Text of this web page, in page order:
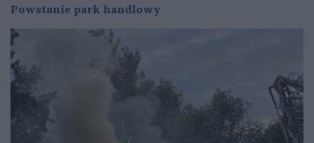
Powstanie park handlowy